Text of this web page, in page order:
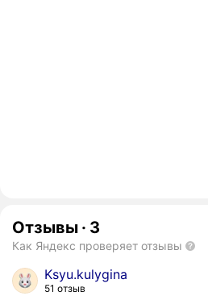
Отзывы · 3
Как Яндекс проверяет отзывы
Ksyu.kulygina
51 отзыв